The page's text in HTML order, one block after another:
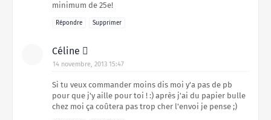
minimum de 25e!
Répondre Supprimer
Céline 
14 novembre, 2013 15:47
Si tu veux commander moins dis moi y'a pas de pb
pour que j'y aille pour toi ! :) après j'ai du papier bulle
chez moi ça coûtera pas trop cher l'envoi je pense ;)